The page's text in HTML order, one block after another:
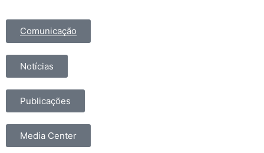
Comunicação
Notícias
Publicações
Media Center